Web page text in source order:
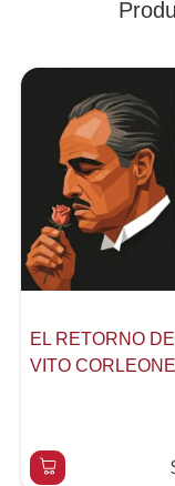
EL RETORNO
VITO CORLEONE